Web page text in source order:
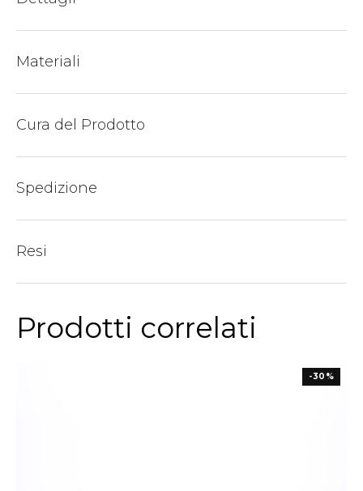
Materiali
Cura del Prodotto
Spedizione
Resi
Prodotti correlati
-30%